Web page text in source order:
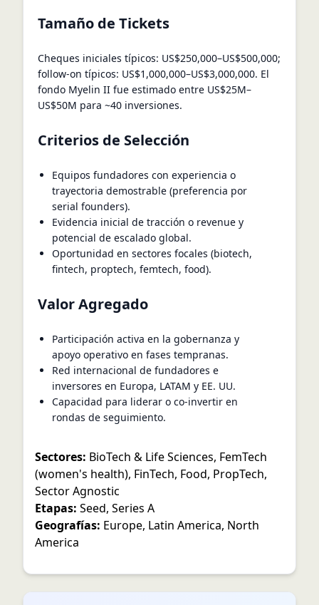
Tamaño de Tickets
Cheques iniciales típicos: US$250,000–US$500,000;
follow-on típicos: US$1,000,000–US$3,000,000. El
fondo Myelin II fue estimado entre US$25M–
US$50M para ~40 inversiones.
Criterios de Selección
Equipos fundadores con experiencia o
trayectoria demostrable (preferencia por
serial founders).
Evidencia inicial de tracción o revenue y
potencial de escalado global.
Oportunidad en sectores focales (biotech,
fintech, proptech, femtech, food).
Valor Agregado
Participación activa en la gobernanza y
apoyo operativo en fases tempranas.
Red internacional de fundadores e
inversores en Europa, LATAM y EE. UU.
Capacidad para liderar o co-invertir en
rondas de seguimiento.
Sectores: BioTech & Life Sciences, FemTech
(women's health), FinTech, Food, PropTech,
Sector Agnostic
Etapas: Seed, Series A
Geografías: Europe, Latin America, North
America